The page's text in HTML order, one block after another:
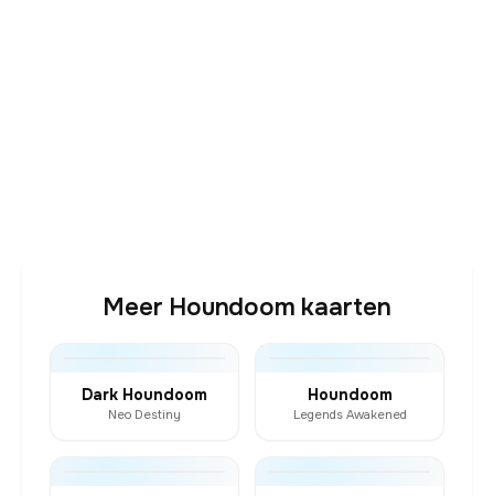
Meer Houndoom kaarten
Dark Houndoom
Neo Destiny
Houndoom
Legends Awakened